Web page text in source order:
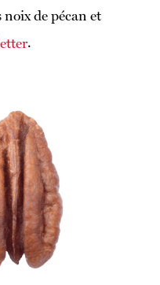
de pécan et
.